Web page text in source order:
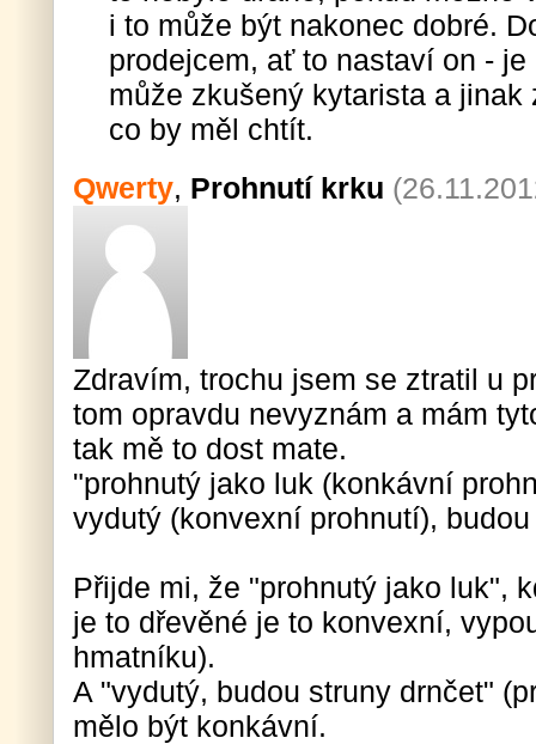
i to může být nakonec dobré.
prodejcem, ať to nastaví on -
může zkušený kytarista a
co by měl chtít.
Qwerty, Prohnutí krku
Zdravím, trochu jsem se ztratil u
tom opravdu nevyznám a mám
tak mě to dost mate.
"prohnutý jako luk (konkávní
vydutý (konvexní prohnutí),
Přijde mi, že "prohnutý jako luk",
je to dřevěné je to konvexní,
hmatníku).
A "vydutý, budou struny drnčet"
mělo být konkávní.